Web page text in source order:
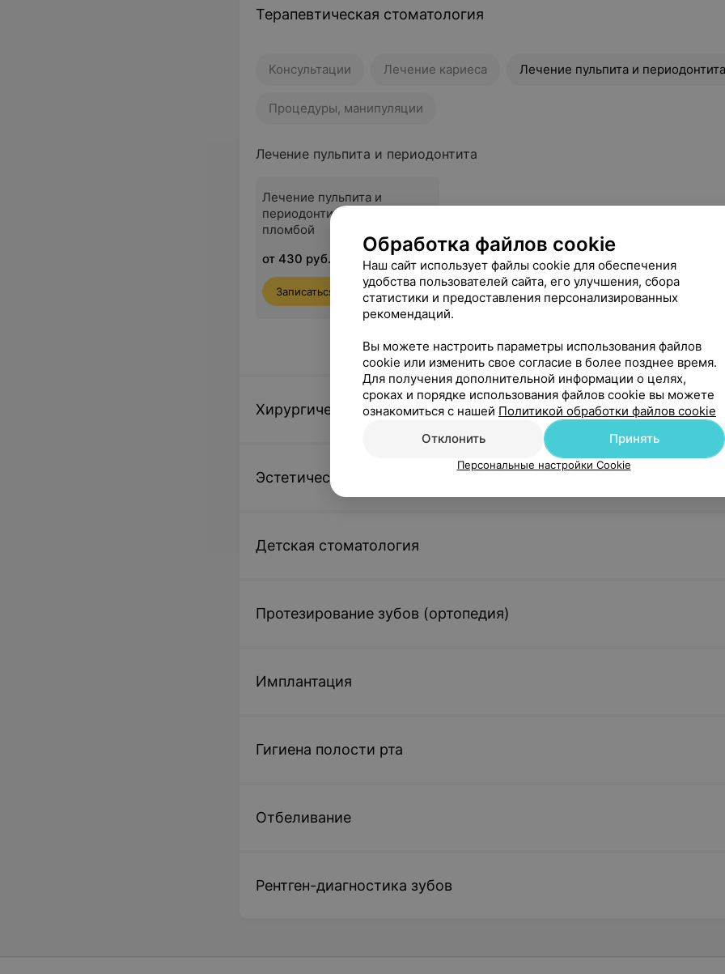
Терапевтическая стоматология
Консультации Лечение кариеса Лечение пульпита и периодонтита
Процедуры, манипуляции
Лечение пульпита и периодонтита
Лечение пульпита и
периодонтита с постоянной
пломбой
от 430 руб.
Записаться
Смотреть все
Хирургическая стоматология
Эстетическая стоматология
Детская стоматология
Протезирование зубов (ортопедия)
Имплантация
Гигиена полости рта
Отбеливание
Рентген-диагностика зубов
Обработка файлов cookie
Наш сайт использует файлы cookie для обеспечения
удобства пользователей сайта, его улучшения, сбора
статистики и предоставления персонализированных
рекомендаций.
Вы можете настроить параметры использования файлов
cookie или изменить свое согласие в более позднее время.
Для получения дополнительной информации о целях,
сроках и порядке использования файлов cookie вы можете
ознакомиться с нашей Политикой обработки файлов cookie
Отклонить
Принять
Персональные настройки Cookie